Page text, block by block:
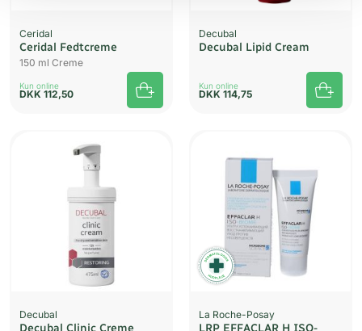
Ceridal
Ceridal Fedtcreme
150 ml Creme
Kun online
DKK 112,50
Decubal
Decubal Lipid Cream
Kun online
DKK 114,75
Decubal La Roche-Posay